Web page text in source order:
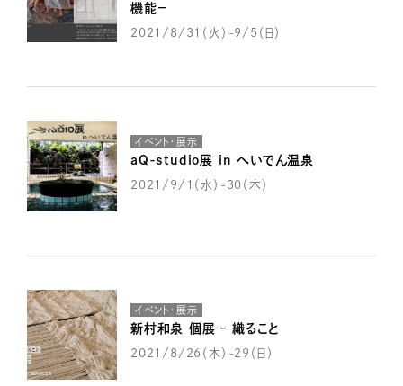
機能－
2021/8/31（火）-9/5（日）
イベント・展示
aQ-studio展 in へいでん温泉
2021/9/1（水）-30（木）
イベント・展示
新村和泉 個展 – 織ること
2021/8/26（木）-29（日）